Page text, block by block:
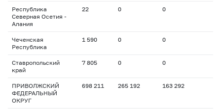
Республика
Северная Осетия -
Алания
22 0 0
Чеченская
Республика
1 590 0 0
Ставропольский
край
7 805 0 0
ПРИВОЛЖСКИЙ
ФЕДЕРАЛЬНЫЙ
ОКРУГ
698 211 265 192 163 292